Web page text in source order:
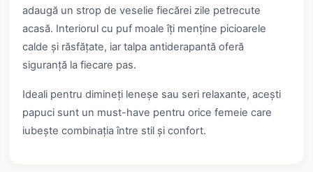
adaugă un strop de veselie fiecărei zile petrecute
acasă. Interiorul cu puf moale îți menține picioarele
calde și răsfățate, iar talpa antiderapantă oferă
siguranță la fiecare pas.
Ideali pentru dimineți leneșe sau seri relaxante, acești
papuci sunt un must-have pentru orice femeie care
iubește combinația între stil și confort.